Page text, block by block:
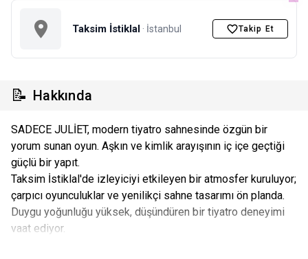
Taksim İstiklal · İstanbul Takip Et
📝 Hakkında
SADECE JULİET, modern tiyatro sahnesinde özgün bir
yorum sunan oyun. Aşkın ve kimlik arayışının iç içe geçtiği
güçlü bir yapıt.
Taksim İstiklal'de izleyiciyi etkileyen bir atmosfer kuruluyor;
çarpıcı oyunculuklar ve yenilikçi sahne tasarımı ön planda.
Duygu yoğunluğu yüksek, düşündüren bir tiyatro deneyimi
vaat ediyor.